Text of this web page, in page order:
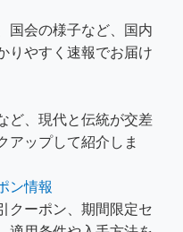
国会の様子など、国内
りやすく速報でお届け
ど、現代と伝統が交差
アップして紹介しま
ン情報
クーポン、期間限定セ